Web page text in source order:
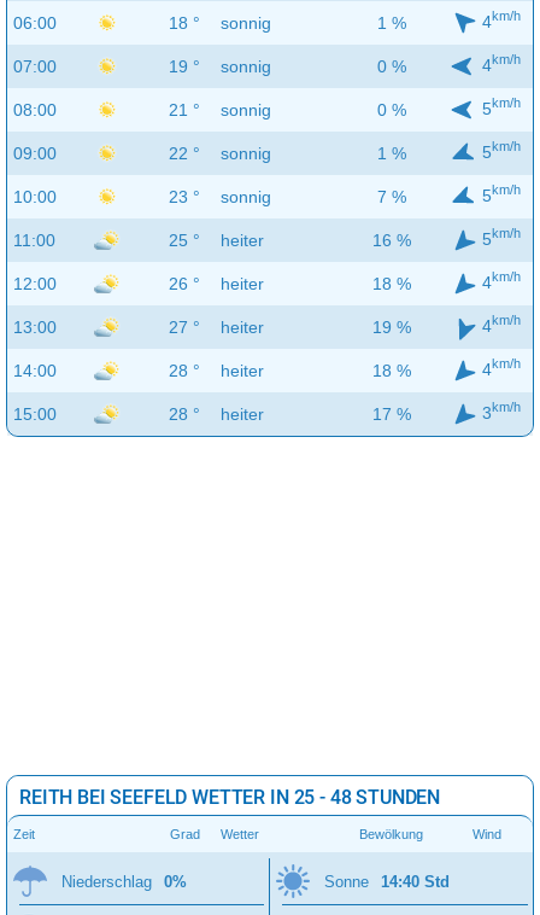
06:00 18 ° sonnig 1 % 4km/h
07:00 19 ° sonnig 0 % 4km/h
08:00 21 ° sonnig 0 % 5km/h
09:00 22 ° sonnig 1 % 5km/h
10:00 23 ° sonnig 7 % 5km/h
11:00 25 ° heiter 16 % 5km/h
12:00 26 ° heiter 18 % 4km/h
13:00 27 ° heiter 19 % 4km/h
14:00 28 ° heiter 18 % 4km/h
15:00 28 ° heiter 17 % 3km/h
REITH BEI SEEFELD WETTER IN 25 - 48 STUNDEN
Zeit Grad Wetter Bewölkung Wind
Niederschlag 0% Sonne 14:40 Std